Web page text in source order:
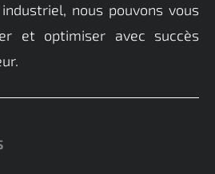
nous pouvons vous
et optimiser avec succès